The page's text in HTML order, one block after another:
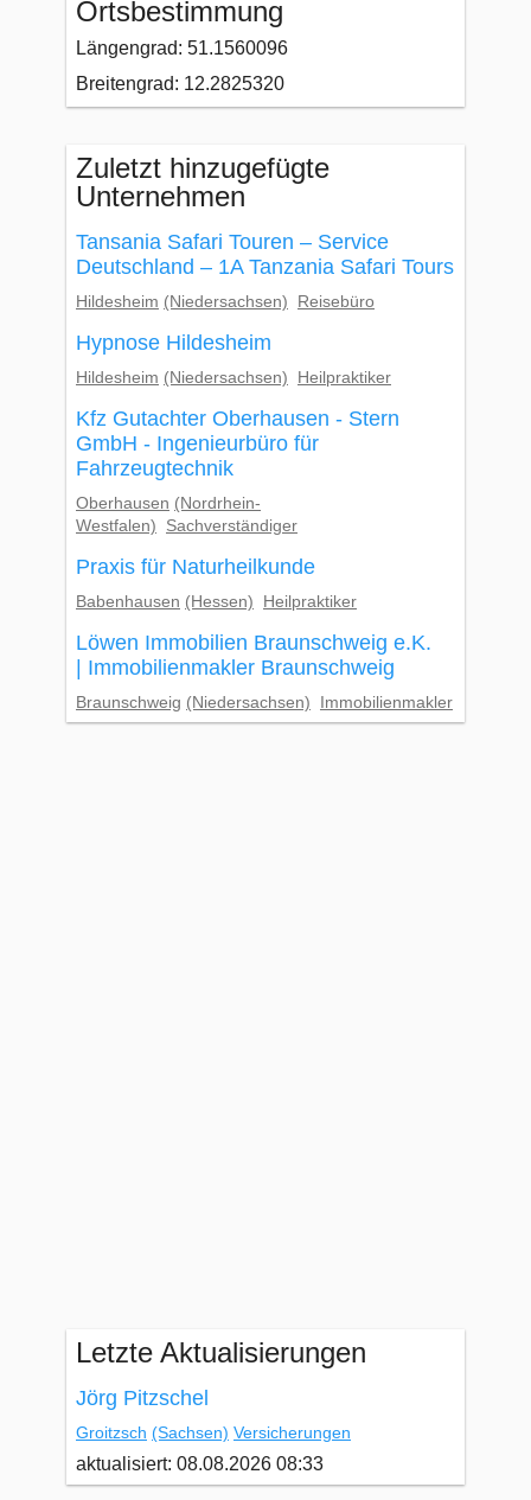
Ortsbestimmung
Längengrad: 51.1560096
Breitengrad: 12.2825320
Zuletzt hinzugefügte
Unternehmen
Tansania Safari Touren – Service
Deutschland – 1A Tanzania Safari Tours
Hildesheim (Niedersachsen) Reisebüro
Hypnose Hildesheim
Hildesheim (Niedersachsen) Heilpraktiker
Kfz Gutachter Oberhausen - Stern
GmbH - Ingenieurbüro für
Fahrzeugtechnik
Oberhausen (Nordrhein-
Westfalen)
Sachverständiger
Praxis für Naturheilkunde
Babenhausen (Hessen) Heilpraktiker
Löwen Immobilien Braunschweig e.K.
| Immobilienmakler Braunschweig
Braunschweig (Niedersachsen) Immobilienmakler
Letzte Aktualisierungen
Jörg Pitzschel
Groitzsch (Sachsen) Versicherungen
aktualisiert: 08.08.2026 08:33